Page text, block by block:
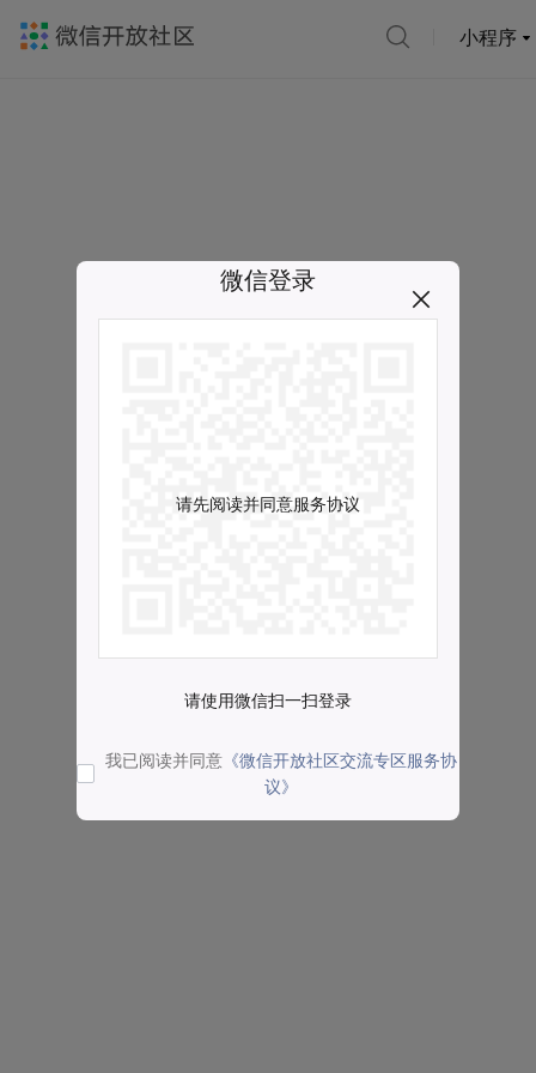
小程序
微信登录
请先阅读并同意服务协议
请使用微信扫一扫登录
我已阅读并同意 《微信开放社区交流专区服务协
议》